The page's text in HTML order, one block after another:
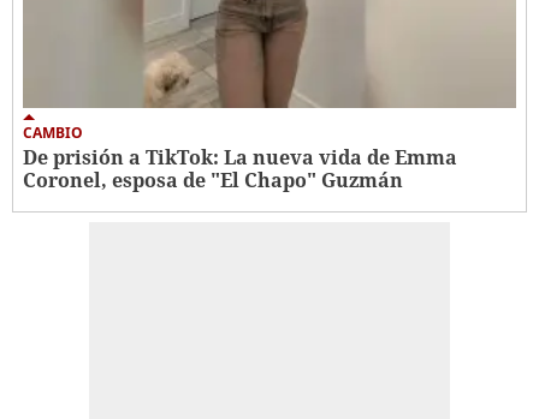
CAMBIO
De prisión a TikTok: La nueva vida de Emma
Coronel, esposa de "El Chapo" Guzmán